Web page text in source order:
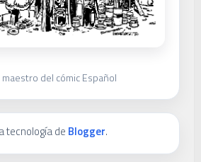
del cómic Español
tecnología de Blogger.